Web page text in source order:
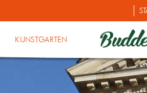
KUNSTGARTEN